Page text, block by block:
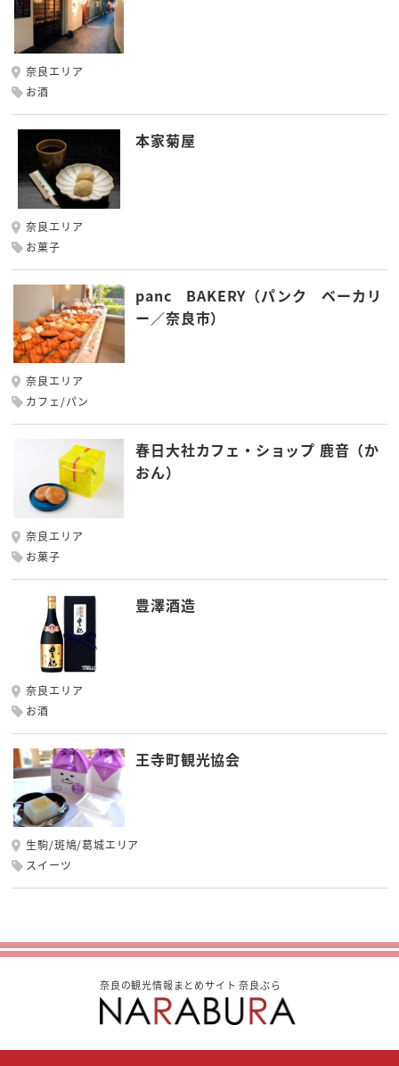
奈良エリア
お酒
本家菊屋
奈良エリア
お菓子
panc BAKERY（パンク ベーカリ
ー／奈良市）
奈良エリア
カフェ/パン
春日大社カフェ・ショップ 鹿音（か
おん）
奈良エリア
お菓子
豊澤酒造
奈良エリア
お酒
王寺町観光協会
生駒/斑鳩/葛城エリア
スイーツ
奈良の観光情報まとめサイト 奈良ぶら